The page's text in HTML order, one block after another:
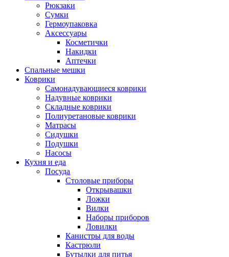
Рюкзаки
Сумки
Гермоупаковка
Аксессуары
Косметички
Накидки
Аптечки
Спальные мешки
Коврики
Самонадувающиеся коврики
Надувные коврики
Складные коврики
Полиуретановые коврики
Матрасы
Сидушки
Подушки
Насосы
Кухня и еда
Посуда
Столовые приборы
Открывашки
Ложки
Вилки
Наборы приборов
Ловилки
Канистры для воды
Кастрюли
Бутылки для питья